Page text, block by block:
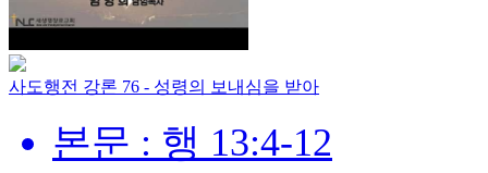
사도행전 강론 76 - 성령의 보내심을 받아
본문 : 행 13:4-12